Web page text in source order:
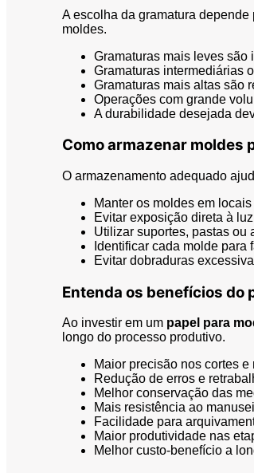
A escolha da gramatura
moldes.
Gramaturas mais leves são
Gramaturas intermediárias
Gramaturas mais altas são
Operações com grande
A durabilidade desejada
Como armazenar moldes
O armazenamento adequado
Manter os moldes em
Evitar exposição direta à
Utilizar suportes, pastas ou
Identificar cada molde para
Evitar dobraduras
Entenda os benefícios do
Ao investir em um papel para
longo do processo produtivo.
Maior precisão nos cortes e
Redução de erros e
Melhor conservação das
Mais resistência ao
Facilidade para
Maior produtividade nas
Melhor custo-benefício a